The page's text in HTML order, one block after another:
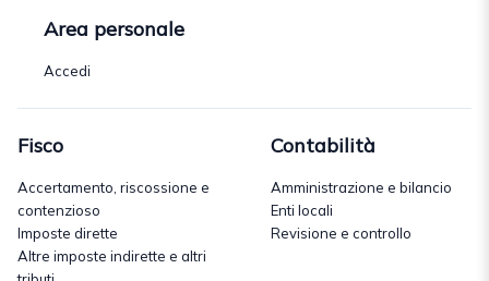
Area personale
Accedi
Fisco
Accertamento, riscossione e
contenzioso
Imposte dirette
Altre imposte indirette e altri
Contabilità
Amministrazione e bilancio
Enti locali
Revisione e controllo